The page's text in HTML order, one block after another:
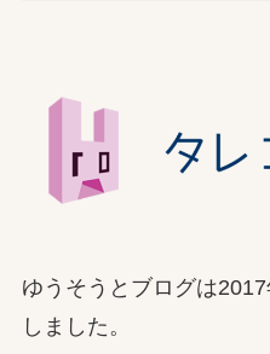
ゆうそうとブログは
しました。